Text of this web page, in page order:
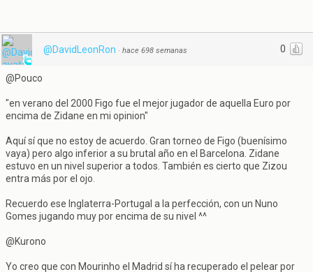
0
@DavidLeonRon · hace 698 semanas
@Pouco
"en verano del 2000 Figo fue el mejor jugador de aquella Euro por
encima de Zidane en mi opinion"
Aquí sí que no estoy de acuerdo. Gran torneo de Figo (buenísimo
vaya) pero algo inferior a su brutal año en el Barcelona. Zidane
estuvo en un nivel superior a todos. También es cierto que Zizou
entra más por el ojo.
Recuerdo ese Inglaterra-Portugal a la perfección, con un Nuno
Gomes jugando muy por encima de su nivel ^^
@Kurono
Yo creo que con Mourinho el Madrid sí ha recuperado el pelear por